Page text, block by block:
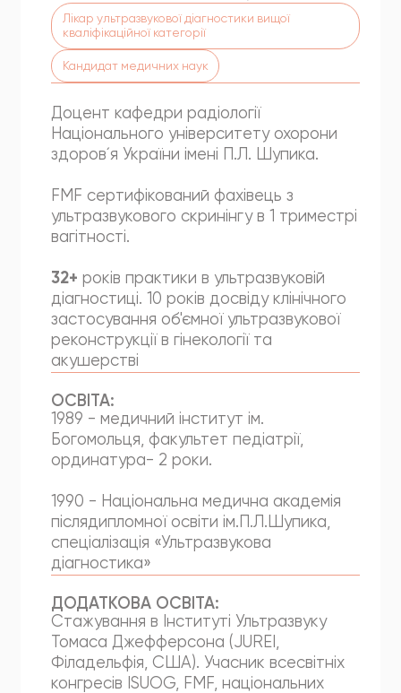
Лікар ультразвукової діагностики вищої
кваліфікаційної категорії
Кандидат медичних наук
Доцент кафедри радіології
Національного університету охорони
здоров´я України імені П.Л. Шупика.
FMF сертифікований фахівець з
ультразвукового скринінгу в 1 триместрі
вагітності.
32+років практики в ультразвуковій
діагностиці. 10 років досвіду клінічного
застосування об'ємної ультразвукової
реконструкції в гінекології та
акушерстві
ОСВІТА:
1989 - медичний інститут ім.
Богомольця, факультет педіатрії,
ординатура- 2 роки.
1990 - Національна медична академія
післядипломної освіти ім.П.Л.Шупика,
спеціалізація «Ультразвукова
діагностика»
ДОДАТКОВА ОСВІТА:
Стажування в Інституті Ультразвуку
Томаса Джефферсона (JUREI,
Філадельфія, США). Учасник всесвітніх
конгресів ISUOG, FMF, національних